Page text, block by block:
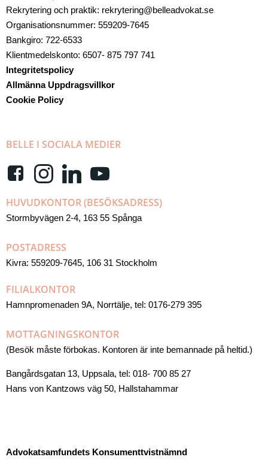
Rekrytering och praktik: rekrytering@belleadvokat.se
Organisationsnummer: 559209-7645
Bankgiro: 722-6533
Klientmedelskonto: 6507- 875 797 741
Integritetspolicy
Allmänna Uppdragsvillkor
Cookie Policy
BELLE I SOCIALA MEDIER
HUVUDKONTOR (BESÖKSADRESS)
Stormbyvägen 2-4, 163 55 Spånga
POSTADRESS
Kivra: 559209-7645, 106 31 Stockholm
FILIALKONTOR
Hamnpromenaden 9A, Norrtälje, tel: 0176-279 395
MOTTAGNINGSKONTOR
(Besök måste förbokas. Kontoren är inte bemannade på heltid.)
Bangårdsgatan 13, Uppsala, tel: 018- 700 85 27
Hans von Kantzows väg 50, Hallstahammar
Advokatsamfundets Konsumenttvistnämnd